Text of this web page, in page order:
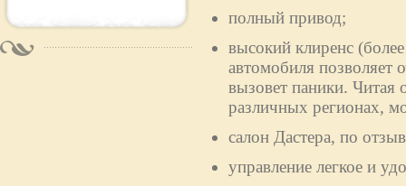
полный привод;
высокий клиренс
автомобиля позволяет
вызовет паники. Читая
различных регионах,
салон Дастера, по
управление легкое и